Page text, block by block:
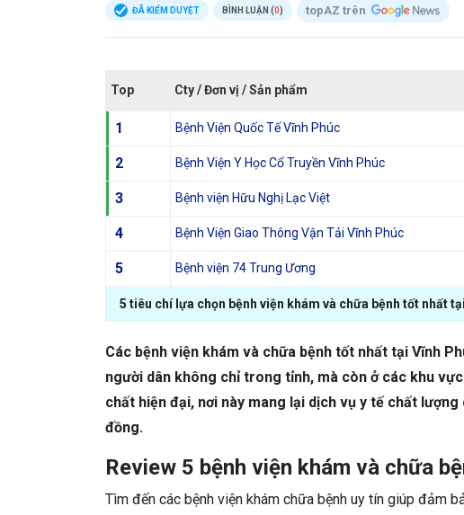
ĐÃ KIỂM DUYỆT BÌNH LUẬN (0) topAZ trên
Top Cty / Đơn vị / Sản phẩm
1 Bệnh Viện Quốc Tế Vĩnh Phúc
2 Bệnh Viện Y Học Cổ Truyền Vĩnh Phúc
3 Bệnh viện Hữu Nghị Lạc Việt
4 Bệnh Viện Giao Thông Vận Tải Vĩnh Phúc
5 Bệnh viện 74 Trung Ương
5 tiêu chí lựa chọn bệnh viện khám và chữa bệnh tốt nhất
Các bệnh viện khám và chữa bệnh tốt nhất tại Vĩnh
người dân không chỉ trong tỉnh, mà còn ở các khu
chất hiện đại, nơi này mang lại dịch vụ y tế chất
đồng.
Review 5 bệnh viện khám và chữa
Tìm đến các bệnh viện khám chữa bệnh uy tín giúp đảm